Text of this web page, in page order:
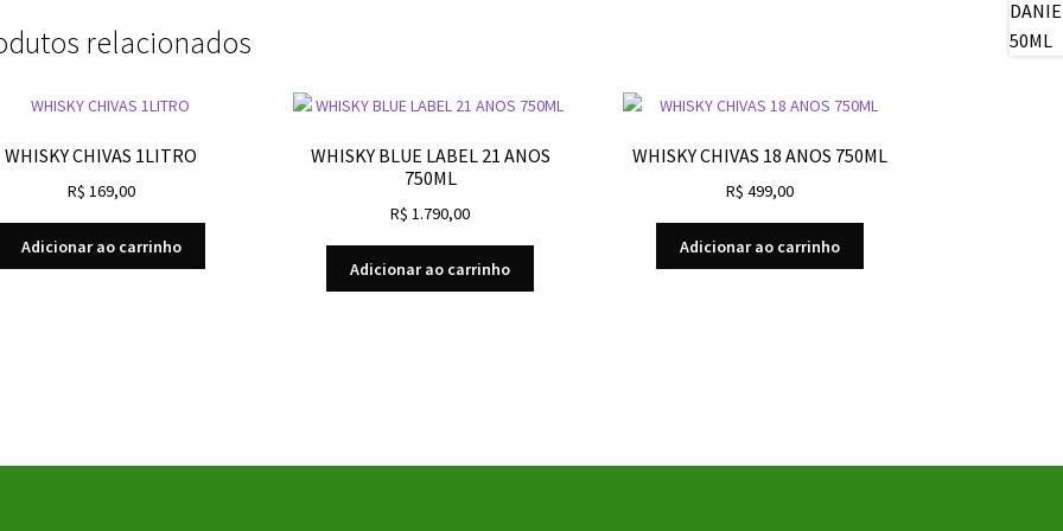
relacionados
WHISKY CHIVAS 1LITRO
R$ 169,00
Adicionar ao carrinho
WHISKY BLUE LABEL 21 ANOS
750ML
R$ 1.790,00
Adicionar ao carrinho
WHISKY CHIVAS 18 ANOS 750ML
R$ 499,00
Adicionar ao carrinho